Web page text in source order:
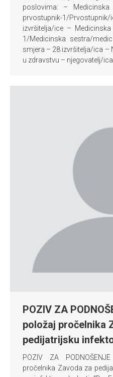
poslovima: – Medicinska
prvostupnik-1/
izvršitelja/ice –
1/Medicinska sestra/
smjera – 28 izvršitelja/ica –
u zdravstvu – njegovatelj/
POZIV ZA
položaj pročelnika
pedijatrijsku
POZIV ZA
pročelnika Zavoda za